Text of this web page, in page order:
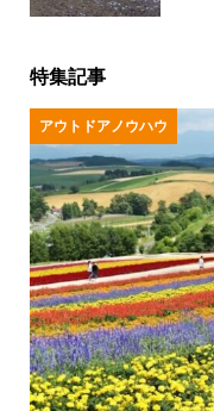
特集記事
アウトドアノウハウ